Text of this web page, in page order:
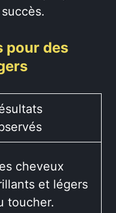
pour des
cheveux
et légers
toucher.